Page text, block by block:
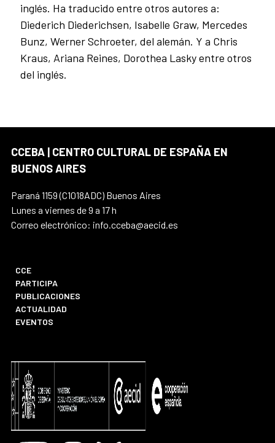
inglés. Ha traducido entre otros autores a:
Diederich Diederichsen, Isabelle Graw, Mercedes
Bunz, Werner Schroeter, del alemán. Y a Chris
Kraus, Ariana Reines, Dorothea Lasky entre otros
del inglés.
CCEBA | CENTRO CULTURAL DE ESPAÑA EN
BUENOS AIRES
Paraná 1159 (C1018ADC) Buenos Aires
Lunes a viernes de 9 a 17 h
Correo electrónico: info.cceba@aecid.es
CCE
PARTICIPA
PUBLICACIONES
ACTUALIDAD
EVENTOS